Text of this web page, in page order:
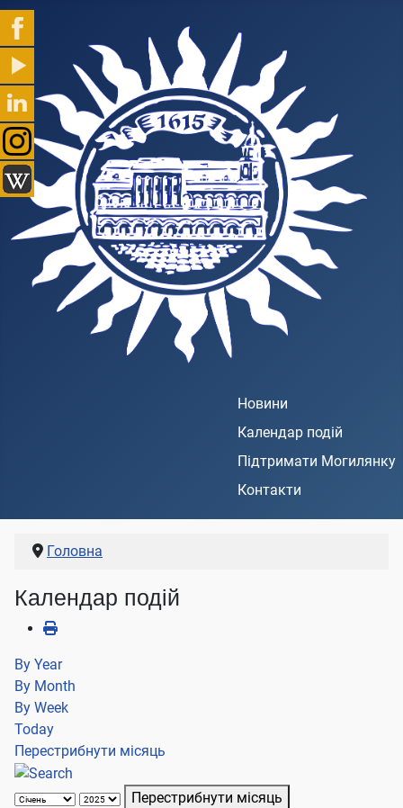
Новини
Календар подій
Підтримати Могилянку
Контакти
Головна
Календар подій
By Year
By Month
By Week
Today
Перестрибнути місяць
Перестрибнути місяць